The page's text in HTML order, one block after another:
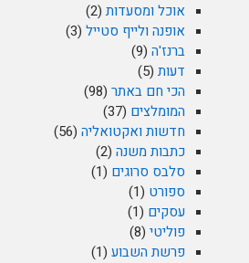
אוכל ומסעדות (2)
אופנה ולייף סטייל (3)
ברנז'ה (9)
דעות (5)
הכי חם באתר (98)
המומלצים (37)
חדשות ואקטואליה (56)
כתבות משנה (2)
סלבס סרוגים (1)
ספורט (1)
עסקים (1)
פוליטי (8)
פרשת השבוע (1)